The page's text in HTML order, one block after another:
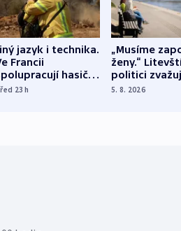
jazyk i technika.
Francii
hasiči z
zemí
23h
„Musíme
ženy.“
politici
dohodu o
5. 8. 2026